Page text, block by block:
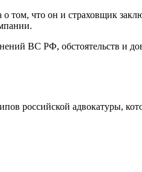
что он и страховщик
ВС РФ, обстоятельств и
российской адвокатуры,